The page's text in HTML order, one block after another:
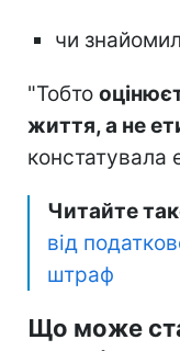
чи
"Тобто
життя, а не
констатувала
Читайте
від
штраф
Що може